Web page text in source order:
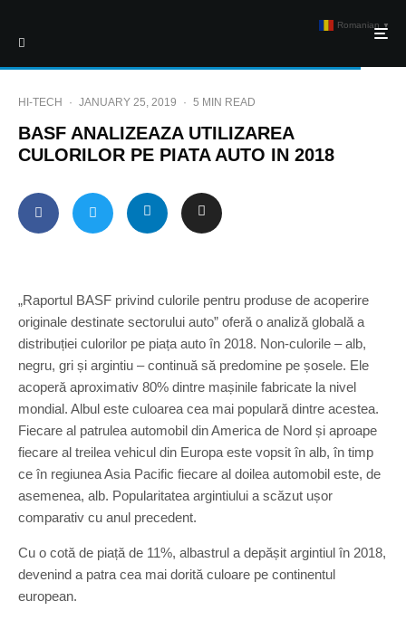
HI-TECH · JANUARY 25, 2019 · 5 MIN READ
BASF ANALIZEAZA UTILIZAREA
CULORILOR PE PIATA AUTO IN 2018
„Raportul BASF privind culorile pentru produse de acoperire
originale destinate sectorului auto” oferă o analiză globală a
distribuției culorilor pe piața auto în 2018. Non-culorile – alb,
negru, gri și argintiu – continuă să predomine pe șosele. Ele
acoperă aproximativ 80% dintre mașinile fabricate la nivel
mondial. Albul este culoarea cea mai populară dintre acestea.
Fiecare al patrulea automobil din America de Nord și aproape
fiecare al treilea vehicul din Europa este vopsit în alb, în timp
ce în regiunea Asia Pacific fiecare al doilea automobil este, de
asemenea, alb. Popularitatea argintiului a scăzut ușor
comparativ cu anul precedent.
Cu o cotă de piață de 11%, albastrul a depășit argintiul în 2018,
devenind a patra cea mai dorită culoare pe continentul
european.
Romanian ▼